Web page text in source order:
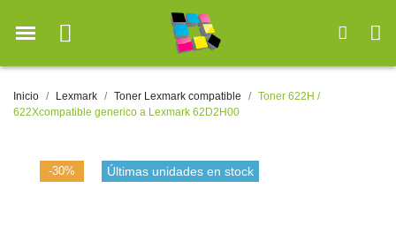
Inicio Lexmark Toner Lexmark compatible
Toner 622H /
622Xcompatible generico a Lexmark 62D2H00
-30% Últimas unidades en stock